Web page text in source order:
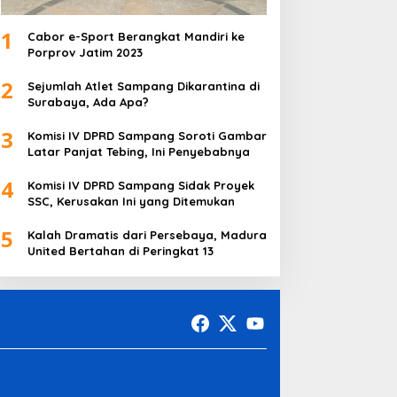
1
Cabor e-Sport Berangkat Mandiri ke
Porprov Jatim 2023
2
Sejumlah Atlet Sampang Dikarantina di
Surabaya, Ada Apa?
3
Komisi IV DPRD Sampang Soroti Gambar
Latar Panjat Tebing, Ini Penyebabnya
4
Komisi IV DPRD Sampang Sidak Proyek
SSC, Kerusakan Ini yang Ditemukan
5
Kalah Dramatis dari Persebaya, Madura
United Bertahan di Peringkat 13